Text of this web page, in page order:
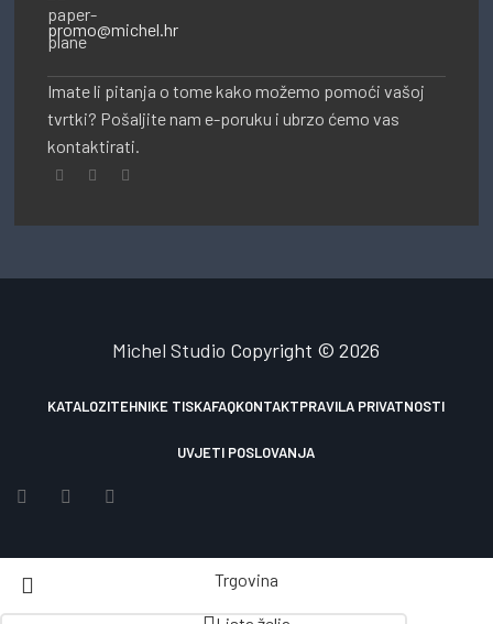
promo@michel.hr
Imate li pitanja o tome kako možemo pomoći vašoj
tvrtki? Pošaljite nam e-poruku i ubrzo ćemo vas
kontaktirati.
Michel Studio Copyright © 2026
KATALOZITEHNIKE TISKAFAQKONTAKTPRAVILA PRIVATNOSTI
UVJETI POSLOVANJA
Trgovina